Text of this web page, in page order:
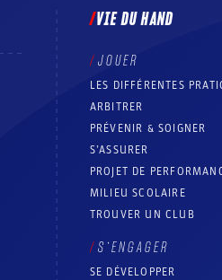
VIE DU HAND
JOUER
LES DIFFÉRENTES
ARBITRER
PRÉVENIR & SOIGNER
S’ASSURER
PROJET DE
MILIEU SCOLAIRE
TROUVER UN CLUB
S’ENGAGER
SE DÉVELOPPER